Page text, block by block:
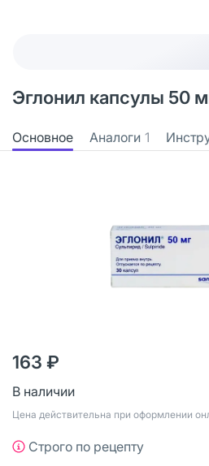
Эглонил капсулы 50
Основное Аналоги 1
163 ₽
В наличии
Цена действительна при оформлении
Строго по рецепту